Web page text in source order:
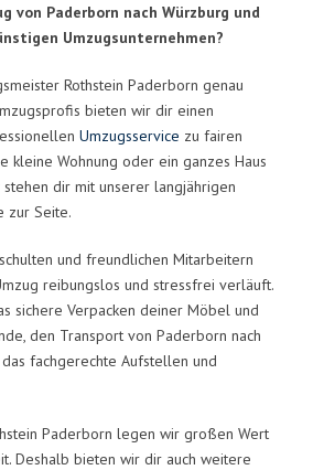
von Paderborn nach Würzburg und
Umzugsunternehmen?
Rothstein Paderborn genau
bieten wir dir einen
Umzugsservice zu fairen
kleine Wohnung oder ein ganzes Haus
dir mit unserer langjährigen
zur Seite.
und freundlichen Mitarbeitern
reibungslos und stressfrei verläuft.
sichere Verpacken deiner Möbel und
den Transport von Paderborn nach
fachgerechte Aufstellen und
Paderborn legen wir großen Wert
Deshalb bieten wir dir auch weitere